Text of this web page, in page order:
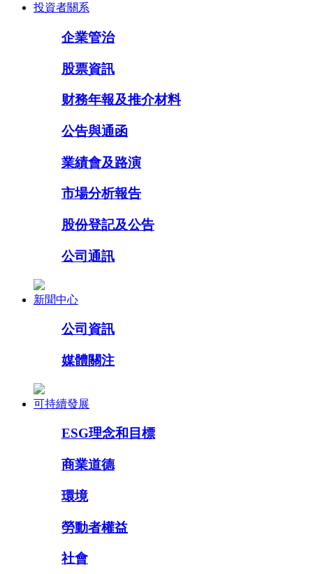
投資者關系
企業管治
股票資訊
财務年報及推介材料
公告與通函
業績會及路演
市場分析報告
股份登記及公告
公司通訊
新聞中心
公司資訊
媒體關注
可持續發展
ESG理念和目標
商業道德
環境
勞動者權益
社會